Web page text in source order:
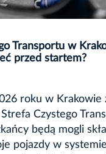
Transportu w
przed startem?
roku w Krakowie
Czystego
będą mogli
pojazdy w